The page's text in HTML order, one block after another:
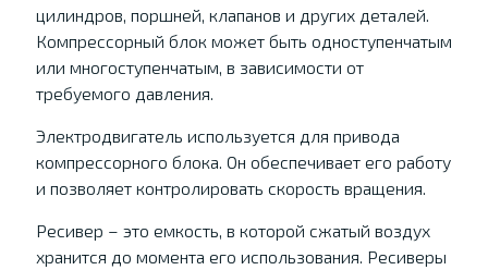
цилиндров, поршней, клапанов и других деталей.
Компрессорный блок может быть одноступенчатым
или многоступенчатым, в зависимости от
требуемого давления.
Электродвигатель используется для привода
компрессорного блока. Он обеспечивает его работу
и позволяет контролировать скорость вращения.
Ресивер – это емкость, в которой сжатый воздух
хранится до момента его использования. Ресиверы